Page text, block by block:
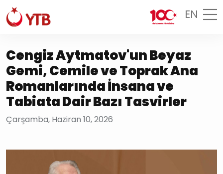
EN
Cengiz Aytmatov'un Beyaz
Gemi, Cemile ve Toprak Ana
Romanlarında İnsana ve
Tabiata Dair Bazı Tasvirler
Çarşamba, Haziran 10, 2026